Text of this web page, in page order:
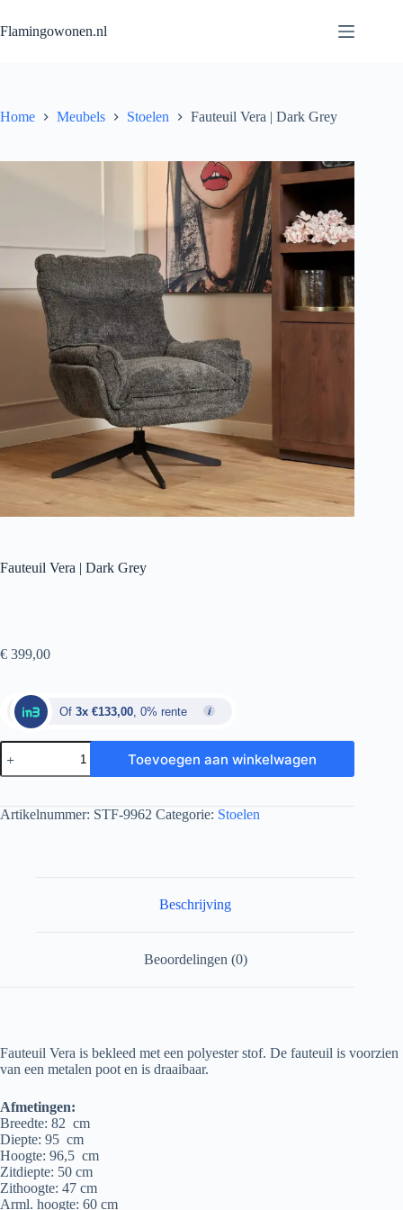
Flamingowonen.nl
Home Meubels Stoelen Fauteuil Vera | Dark Grey
Fauteuil Vera | Dark Grey
€ 399,00
Of 3x €133,00, 0% rente
Toevoegen aan winkelwagen
Artikelnummer: STF-9962 Categorie: Stoelen
Beschrijving
Beoordelingen (0)
Fauteuil Vera is bekleed met een polyester stof. De fauteuil is voorzien
van een metalen poot en is draaibaar.
Afmetingen:
Breedte: 82 cm
Diepte: 95 cm
Hoogte: 96,5 cm
Zitdiepte: 50 cm
Zithoogte: 47 cm
Arml. hoogte: 60 cm